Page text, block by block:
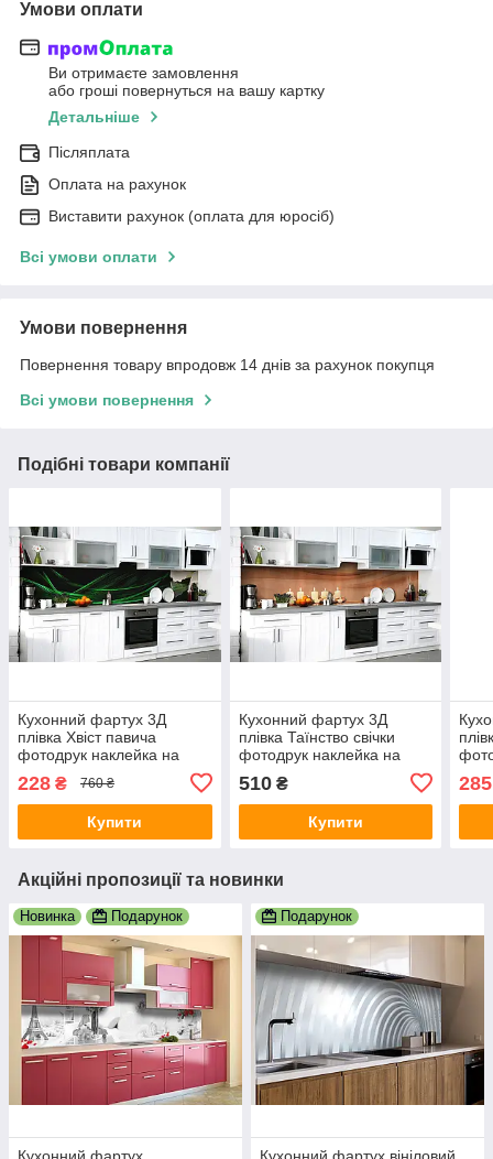
Умови оплати
Ви отримаєте замовлення
або гроші повернуться на вашу картку
Детальніше
Післяплата
Оплата на рахунок
Виставити рахунок (оплата для юросіб)
Всі умови оплати
Умови повернення
Повернення товару впродовж 14 днів за рахунок покупця
Всі умови повернення
Подібні товари компанії
Кухонний фартух 3Д
плівка Хвіст павича
фотодрук наклейка на
стіну Абстракція 600х3000
мм
228 ₴ 760 ₴
Купити
Кухонний фартух 3Д
плівка Таїнство свічки
фотодрук наклейка на
стіну Абстракція 600х2000
мм
510₴
Купити
мм
Акційні пропозиції та новинки
Новинка Подарунок Подарунок